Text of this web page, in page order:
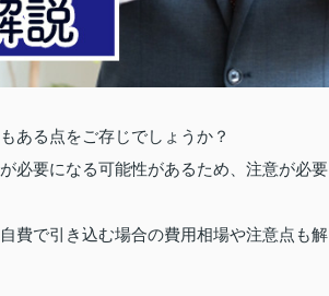
ある点をご存じでしょうか？
必要になる可能性があるため、注意が必要
費で引き込む場合の費用相場や注意点も解